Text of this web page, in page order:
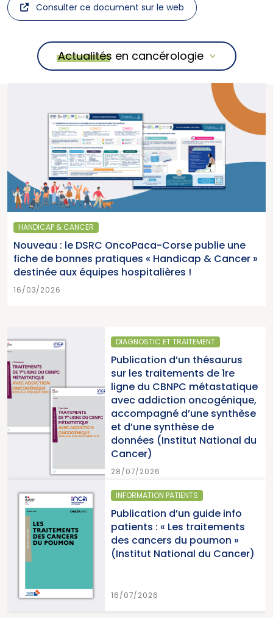
Consulter ce document sur le web
Actualités en cancérologie
HANDICAP & CANCER
Nouveau : le DSRC OncoPaca-Corse publie une
fiche de bonnes pratiques « Handicap & Cancer »
destinée aux équipes hospitalières !
16/03/2026
DIAGNOSTIC ET TRAITEMENT
Publication d’un thésaurus
sur les traitements de 1re
ligne du CBNPC métastatique
avec addiction oncogénique,
accompagné d’une synthèse
et d’une synthèse de
données (Institut National du
Cancer)
28/07/2026
INFORMATION PATIENTS
Publication d’un guide info
patients : « Les traitements
des cancers du poumon »
(Institut National du Cancer)
16/07/2026